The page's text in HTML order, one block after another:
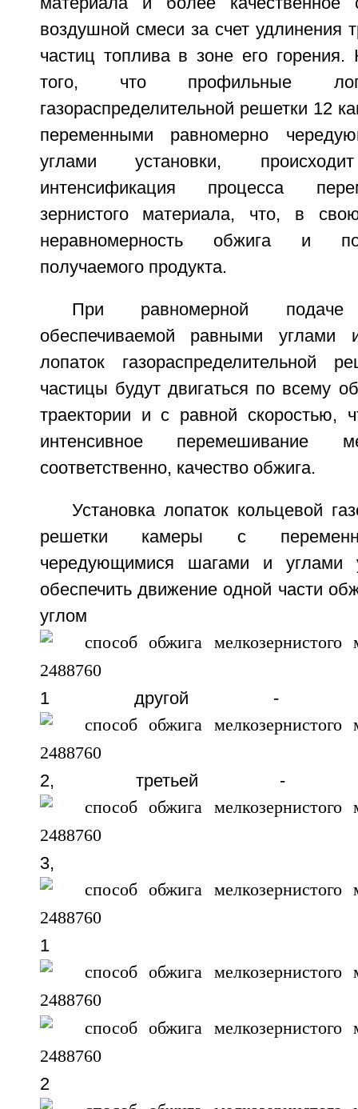
воздушной смеси за счет удлинения
частиц топлива в зоне его горения.
того, что профильные
газораспределительной решетки 12
переменными равномерно
углами установки,
интенсификация процесса
зернистого материала, что, в
неравномерность обжига и
получаемого продукта.
При равномерной подаче
обеспечиваемой равными углами
лопаток газораспределительной
частицы будут двигаться по всему
траектории и с равной скоростью,
интенсивное
соответственно, качество обжига.
Установка лопаток кольцевой
решетки камеры с
чередующимися шагами и углами
обеспечить движение одной части
углом
1 другой -
2, третьей -
3,
1
2